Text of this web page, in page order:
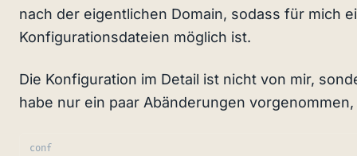
nach der eigentlichen Domain, sodass für mich
Konfigurationsdateien möglich ist.
Die Konfiguration im Detail ist nicht von mir,
habe nur ein paar Abänderungen
conf